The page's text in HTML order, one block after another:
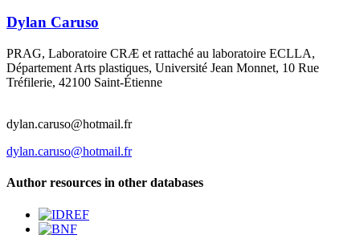
Dylan Caruso
PRAG, Laboratoire CRÆ et rattaché au laboratoire ECLLA,
Département Arts plastiques, Université Jean Monnet, 10 Rue
Tréfilerie, 42100 Saint-Étienne
dylan.caruso@hotmail.fr
dylan.caruso@hotmail.fr
Author resources in other databases